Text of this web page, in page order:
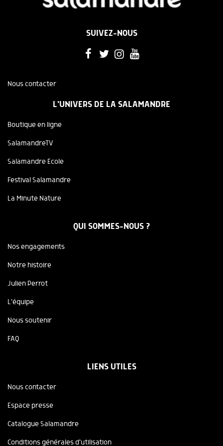
SUIVEZ-NOUS
Nous contacter
L'UNIVERS DE LA SALAMANDRE
Boutique en ligne
SalamandreTV
Salamandre Ecole
Festival Salamandre
La Minute Nature
QUI SOMMES-NOUS ?
Nos engagements
Notre histoire
Julien Perrot
L'équipe
Nous soutenir
FAQ
LIENS UTILES
Nous contacter
Espace presse
Catalogue Salamandre
Conditions générales d'utilisation